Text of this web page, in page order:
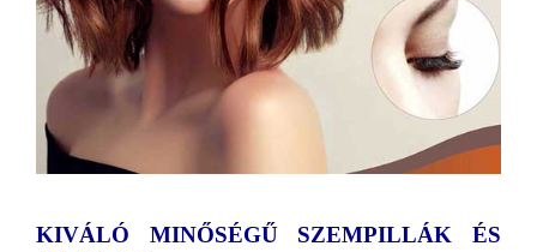
KIVÁLÓ MINŐSÉGŰ SZEMPILLÁK ÉS